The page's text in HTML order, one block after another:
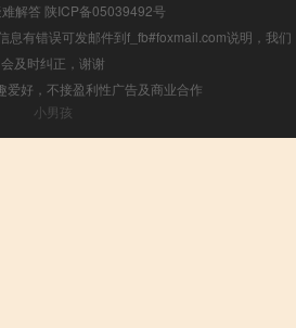
解答 陕ICP备05039492号
息有错误可发邮件到f_fb#foxmail.com说明，我们
会及时纠正，谢谢
爱好，不接盈利性广告及商业合作
小男孩